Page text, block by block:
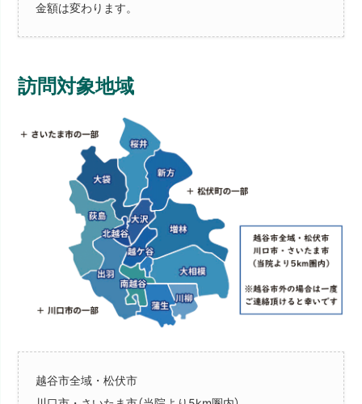
金額は変わります。
訪問対象地域
越谷市全域・松伏市